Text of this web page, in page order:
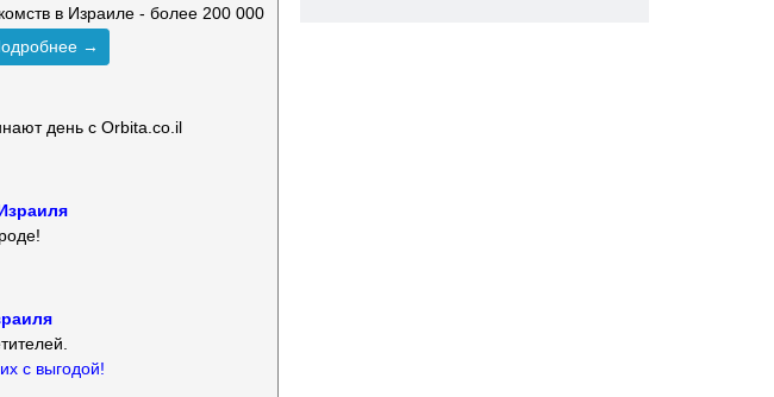
в Израиле - более 200 000
→
день с Orbita.co.il
с выгодой!